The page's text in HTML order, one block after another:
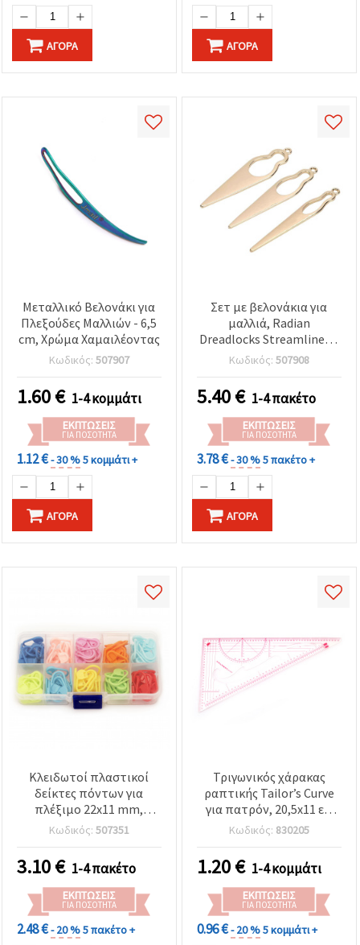
Στον
ιστότοπο!
Ρυθμίσεις
ΑΓΟΡΆ ΑΓΟΡΆ
Μεταλλικό Βελονάκι για
Πλεξούδες Μαλλιών - 6,5
cm, Χρώμα Χαμαιλέοντας
Κωδικός: 507907
1.60€ 1-4 κομμάτι
ΕΚΠΤΏΣΕΙΣ
ΓΙΑ ΠΟΣΌΤΗΤΑ
1.12 €- 30 %5 κομμάτι +
ΑΓΟΡΆ
Σετ με βελονάκια για
μαλλιά, Radian
Dreadlocks Streamlined -
6 cm, τρύπα: 2 mm,
Χρυσό χρώμα - 3 τεμάχια
Κωδικός: 507908
5.40€ 1-4 πακέτο
ΕΚΠΤΏΣΕΙΣ
ΓΙΑ ΠΟΣΌΤΗΤΑ
3.78 €- 30 %5 πακέτο +
ΑΓΟΡΆ
Κλειδωτοί πλαστικοί
δείκτες πόντων για
πλέξιμο 22x11 mm,
ανάμικτα χρώματα σε
πλαστικό κουτί - 120 τεμ.
Κωδικός: 507351
3.10€ 1-4 πακέτο
ΕΚΠΤΏΣΕΙΣ
ΓΙΑ ΠΟΣΌΤΗΤΑ
2.48 €- 20 %5 πακέτο +
Τριγωνικός χάρακας
ραπτικής Tailor’s Curve
για πατρόν, 20,5x11 εκ.
(Μοντέλο 3220)
Κωδικός: 830205
1.20€ 1-4 κομμάτι
ΕΚΠΤΏΣΕΙΣ
ΓΙΑ ΠΟΣΌΤΗΤΑ
0.96 €- 20 %5 κομμάτι +